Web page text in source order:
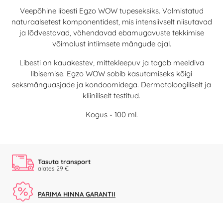
Veepõhine libesti Egzo WOW tupeseksiks. Valmistatud
naturaalsetest komponentidest, mis intensiivselt niisutavad
ja lõdvestavad, vähendavad ebamugavuste tekkimise
võimalust intiimsete mängude ajal.
Libesti on kauakestev, mittekleepuv ja tagab meeldiva
libisemise. Egzo WOW sobib kasutamiseks kõigi
seksmänguasjade ja kondoomidega. Dermatoloogiliselt ja
kliiniliselt testitud.
Kogus - 100 ml.
Tasuta transport
alates 29 €
PARIMA HINNA GARANTII